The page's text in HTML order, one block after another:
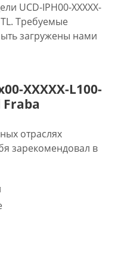
UCD-IPH00-XXXXX-
Требуемые
загружены нами
XXXXX-L100-
Fraba
отраслях
зарекомендовал в